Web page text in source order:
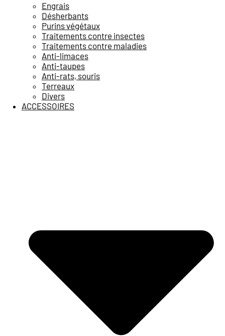
Engrais
Désherbants
Purins végétaux
Traitements contre insectes
Traitements contre maladies
Anti-limaces
Anti-taupes
Anti-rats, souris
Terreaux
Divers
ACCESSOIRES